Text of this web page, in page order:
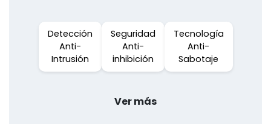
Detección
Anti-
Intrusión
Seguridad
Anti-
inhibición
Tecnología
Anti-
Sabotaje
Ver más